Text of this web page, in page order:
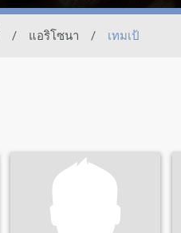
/ แอริโซนา / เทมเป้